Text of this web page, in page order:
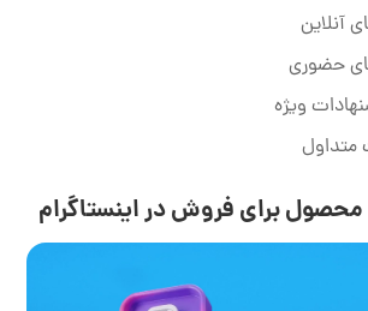
آنلاین
حضوری
ویژه
متداول
برای فروش در اینستاگرام